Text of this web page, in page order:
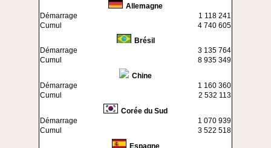
Allemagne
Démarrage
1 118 241
Cumul
4 740 605
Brésil
Démarrage
3 135 764
Cumul
8 935 349
Chine
Démarrage
1 160 360
Cumul
2 532 113
Corée du Sud
Démarrage
1 070 939
Cumul
3 522 518
Espagne